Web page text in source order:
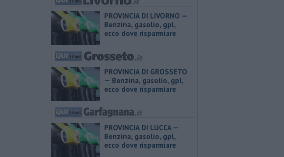
PROVINCIA DI LIVORNO — ​
Benzina, gasolio, gpl,
ecco dove risparmiare
PROVINCIA DI GROSSETO
— ​Benzina, gasolio, gpl,
ecco dove risparmiare
PROVINCIA DI LUCCA — ​
Benzina, gasolio, gpl,
ecco dove risparmiare